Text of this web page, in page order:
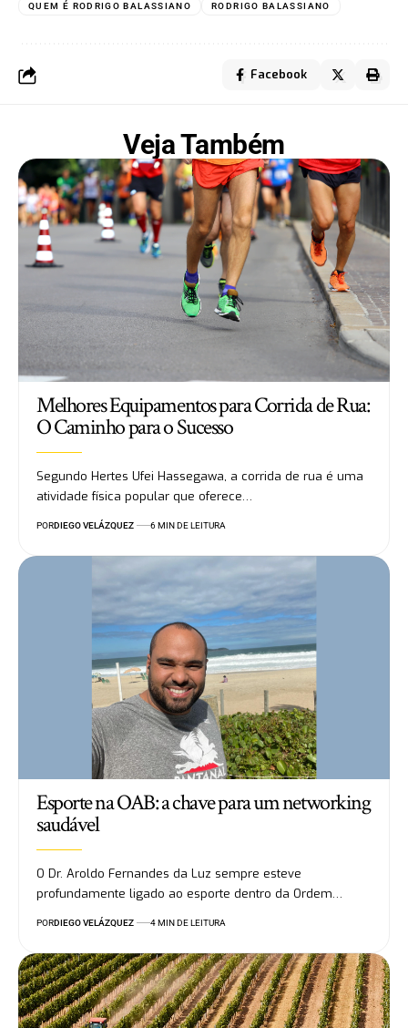
QUEM É RODRIGO BALASSIANO
RODRIGO BALASSIANO
Facebook
Veja Também
Melhores Equipamentos para Corrida de Rua:
O Caminho para o Sucesso
Segundo Hertes Ufei Hassegawa, a corrida de rua é uma
atividade física popular que oferece…
PORDIEGO VELÁZQUEZ 6 MIN DE LEITURA
Esporte na OAB: a chave para um networking
saudável
O Dr. Aroldo Fernandes da Luz sempre esteve
profundamente ligado ao esporte dentro da Ordem…
PORDIEGO VELÁZQUEZ 4 MIN DE LEITURA